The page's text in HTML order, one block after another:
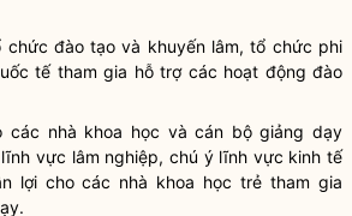
chức đào tạo và khuyến lâm, tổ chức phi
tế tham gia hỗ trợ các hoạt động đào
các nhà khoa học và cán bộ giảng dạy
vực lâm nghiệp, chú ý lĩnh vực kinh tế
lợi cho các nhà khoa học trẻ tham gia